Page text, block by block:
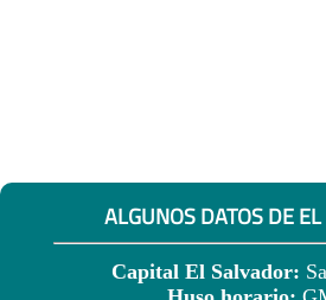
ALGUNOS DATOS DE
Capital El Salvador: